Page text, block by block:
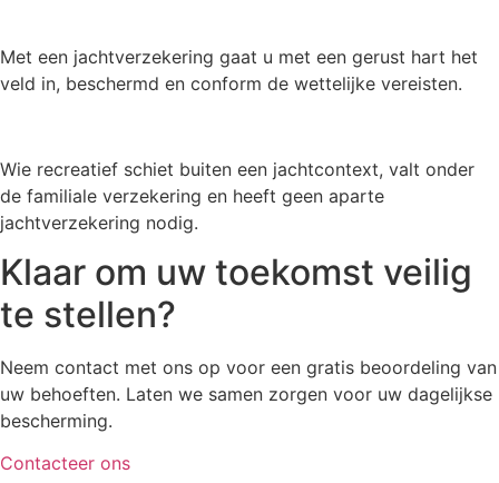
Met een jachtverzekering gaat u met een gerust hart het
veld in, beschermd en conform de wettelijke vereisten.
Wie recreatief schiet buiten een jachtcontext, valt onder
de familiale verzekering en heeft geen aparte
jachtverzekering nodig.
Klaar om uw toekomst veilig
te stellen?
Neem contact met ons op voor een gratis beoordeling van
uw behoeften. Laten we samen zorgen voor uw dagelijkse
bescherming.
Contacteer ons